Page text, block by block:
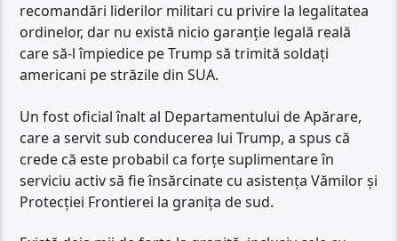
recomandări liderilor militari cu privire la legalitatea
ordinelor, dar nu există nicio garanție legală reală
care să-l împiedice pe Trump să trimită soldați
americani pe străzile din SUA.
Un fost oficial înalt al Departamentului de Apărare,
care a servit sub conducerea lui Trump, a spus că
crede că este probabil ca forțe suplimentare în
serviciu activ să fie însărcinate cu asistența Vămilor și
Protecției Frontierei la granița de sud.